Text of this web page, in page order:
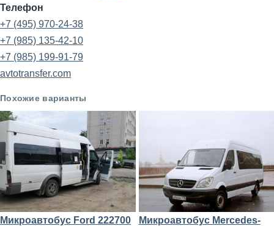
Телефон
+7 (495) 970-24-38
+7 (985) 135-42-10
+7 (985) 199-91-79
avtotransfer.com
Похожие варианты
Микроавтобус Ford 222700
Микроавтобус Mercedes-